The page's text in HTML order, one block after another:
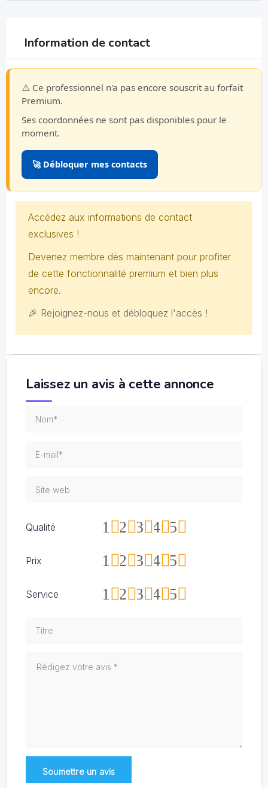
Information de contact
⚠️ Ce professionnel n'a pas encore souscrit au forfait
Premium.
Ses coordonnées ne sont pas disponibles pour le
moment.
🚀 Débloquer mes contacts
Accédez aux informations de contact
exclusives !
Devenez membre dès maintenant pour profiter
de cette fonctionnalité premium et bien plus
encore.
🎉 Rejoignez-nous et débloquez l'accès !
Laissez un avis à cette annonce
Qualité 5
4
3
2
1
Prix 5
4
3
2
1
Service 5
4
3
2
1